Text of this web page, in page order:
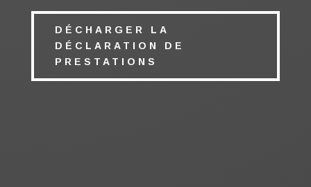
DÉCHARGER LA
DÉCLARATION DE
PRESTATIONS